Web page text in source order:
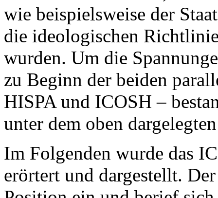
wie beispielsweise der
die ideologischen
wurden. Um die
zu Beginn der beiden
HISPA und ICOSH –
unter dem oben
Im Folgenden wurde das
erörtert und dargestellt.